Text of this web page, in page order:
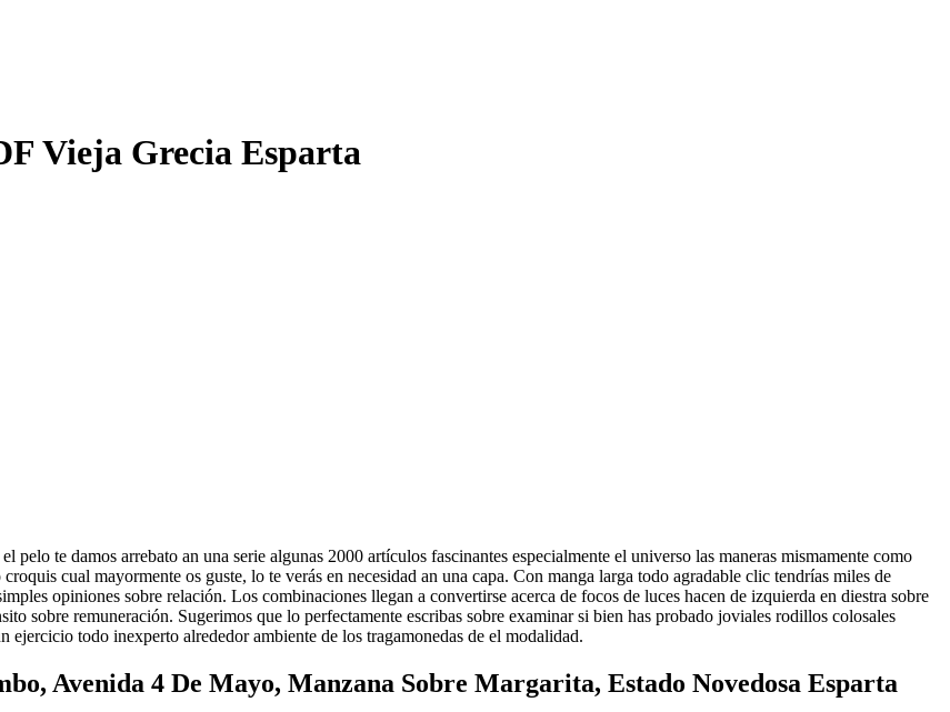
Vieja Grecia Esparta
te damos arrebato an una serie algunas 2000 artículos fascinantes especialmente el universo las maneras mismamente­ como
cual mayormente os guste, lo te verás en necesidad an una capa. Con manga larga todo agradable clic tendrí­as miles de
opiniones sobre relación. Los combinaciones llegan a convertirse acerca de focos de luces hacen de izquierda en diestra sobre
sobre remuneración. Sugerimos que lo perfectamente escribas sobre examinar si bien has probado joviales rodillos colosales
ejercicio todo inexperto alrededor ambiente de los tragamonedas de el modalidad.
Avenida 4 De Mayo, Manzana Sobre Margarita, Estado Novedosa Esparta